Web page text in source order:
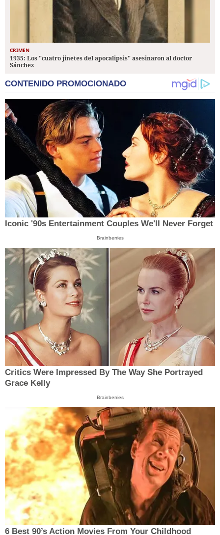
CRIMEN
1935: Los "cuatro jinetes del apocalipsis" asesinaron al doctor
Sánchez
CONTENIDO PROMOCIONADO
Iconic '90s Entertainment Couples We'll Never Forget
Brainberries
Critics Were Impressed By The Way She Portrayed
Grace Kelly
Brainberries
6 Best 90’s Action Movies From Your Childhood